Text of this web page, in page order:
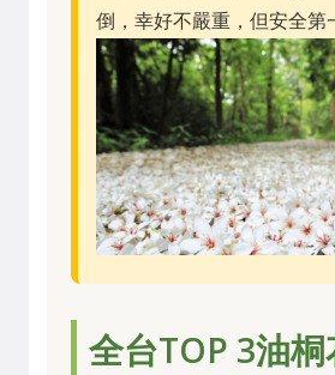
倒，幸好不嚴重，但安全第
全台TOP 3油